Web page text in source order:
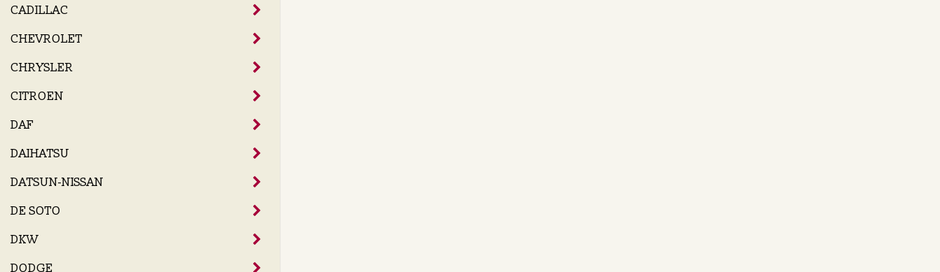
CADILLAC
CHEVROLET
CHRYSLER
CITROEN
DAF
DAIHATSU
DATSUN-NISSAN
DE SOTO
DKW
DODGE